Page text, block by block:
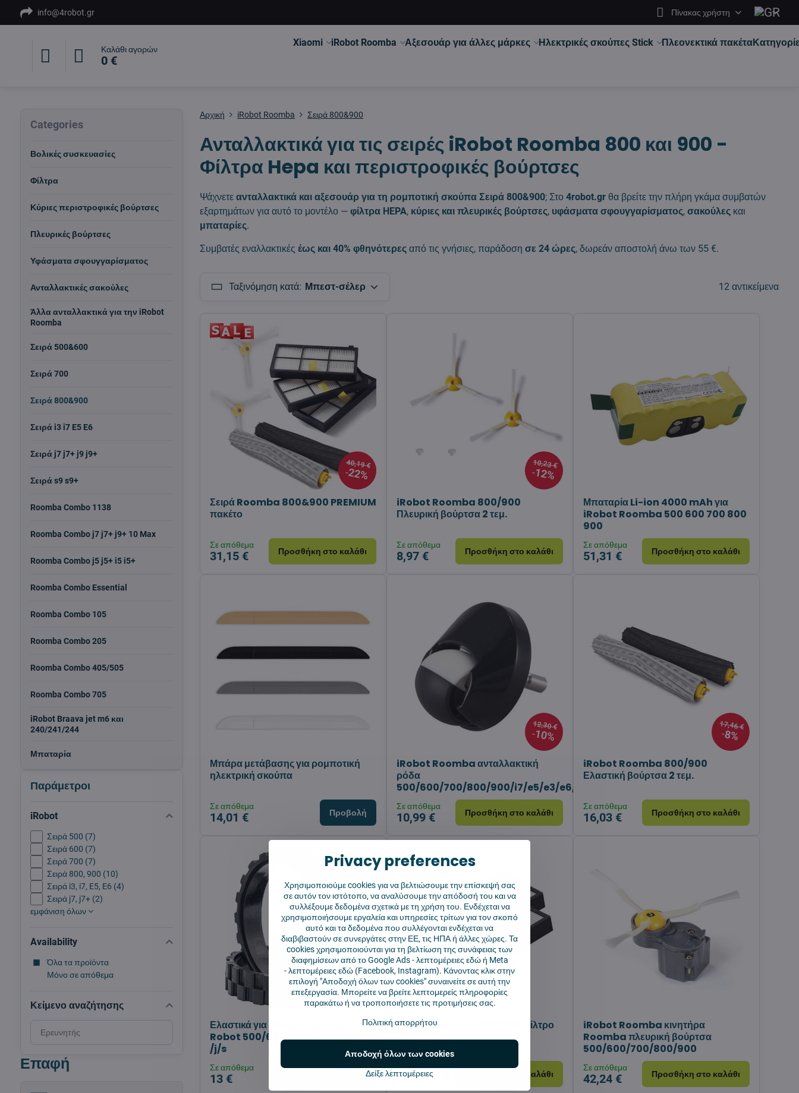
info@4robot.gr Πίνακας χρήστη
Καλάθι αγορών
0 €
Xiaomi iRobot Roomba Αξεσουάρ για άλλες μάρκες Ηλεκτρικές σκούπες Stick Πλεονεκτικά πακέτα
Αρχική iRobot Roomba Σειρά 800&900
Ανταλλακτικά για τις σειρές iRobot Roomba 800 και 900 -
Φίλτρα Hepa και περιστροφικές βούρτσες
Ψάχνετεανταλλακτικά και αξεσουάρ για τη ρομποτική σκούπα Σειρά 800&900; Στο4robot.gr θα βρείτε την πλήρη γκάμα συμβατών
εξαρτημάτων για αυτό το μοντέλο —φίλτρα HEPA, κύριες και πλευρικές βούρτσες, υφάσματα σφουγγαρίσματος,σακούλες και
μπαταρίες.
Συμβατές εναλλακτικέςέως και 40% φθηνότερες από τις γνήσιες, παράδοσησε 24 ώρες, δωρεάν αποστολή άνω των 55 €.
Ταξινόμηση κατά: Μπεστ-σέλερ 12 αντικείμενα
40,19 €
22%
Σειρά Roomba 800&900 PREMIUM
πακέτο
Σε απόθεμα
31,15 € Προσθήκη στο καλάθι
10,23 €
12%
iRobot Roomba 800/900
Πλευρική βούρτσα 2 τεμ.
Σε απόθεμα
8,97 € Προσθήκη στο καλάθι
Μπαταρία Li-ion 4000 mAh για
iRobot Roomba 500 600 700 800
900
Σε απόθεμα
51,31 € Προσθήκη στο καλάθι
Μπάρα μετάβασης για ρομποτική
ηλεκτρική σκούπα
Σε απόθεμα
14,01 € Προβολή
12,30 €
10%
iRobot Roomba ανταλλακτική
ρόδα
500/600/700/800/900/i7/e5/e3/e6/j7
Σε απόθεμα
10,99 € Προσθήκη στο καλάθι
17,46 €
8%
iRobot Roomba 800/900
Ελαστική βούρτσα 2 τεμ.
Σε απόθεμα
16,03 € Προσθήκη στο καλάθι
Ελαστικά για iRobot Roomba
Robot 500/600/700/800/i series
/j/s
Σε απόθεμα
13 € Προσθήκη στο καλάθι
iRobot Roomba 800/900 Φίλτρο
Hepa 2 τεμ.
Σε απόθεμα
10,99 € Προσθήκη στο καλάθι
iRobot Roomba κινητήρα
Roomba πλευρική βούρτσα
500/600/700/800/900
Σε απόθεμα
42,24 € Προσθήκη στο καλάθι
Παράμετροι
iRobot
Σειρά 500 (7)
Σειρά 600 (7)
Σειρά 700 (7)
Σειρά 800, 900 (10)
Σειρά i3, i7, E5, E6 (4)
Σειρά j7, j7+ (2)
εμφάνιση όλων
Availability
Όλα τα προϊόντα
Μόνο σε απόθεμα
Κείμενο αναζήτησης
filter
by
Επαφή
Categories
Βολικές συσκευασίες
Φίλτρα
Κύριες περιστροφικές βούρτσες
Πλευρικές βούρτσες
Υφάσματα σφουγγαρίσματος
Ανταλλακτικές σακούλες
Άλλα ανταλλακτικά για την iRobot
Roomba
Σειρά 500&600
Σειρά 700
Σειρά 800&900
Σειρά i3 i7 E5 E6
Σειρά j7 j7+ j9 j9+
Σειρά s9 s9+
Roomba Combo 1138
Roomba Combo j7 j7+ j9+ 10 Max
Roomba Combo j5 j5+ i5 i5+
Roomba Combo Essential
Roomba Combo 105
Roomba Combo 205
Roomba Combo 405/505
Roomba Combo 705
iRobot Braava jet m6 και
240/241/244
Μπαταρία
Privacy preferences
Χρησιμοποιούμε cookies για να βελτιώσουμε την επίσκεψή σας
σε αυτόν τον ιστότοπο, να αναλύσουμε την απόδοσή του και να
συλλέξουμε δεδομένα σχετικά με τη χρήση του. Ενδέχεται να
χρησιμοποιήσουμε εργαλεία και υπηρεσίες τρίτων για τον σκοπό
αυτό και τα δεδομένα που συλλέγονται ενδέχεται να
διαβιβαστούν σε συνεργάτες στην ΕΕ, τις ΗΠΑ ή άλλες χώρες. Τα
cookies χρησιμοποιούνται για τη βελτίωση της συνάφειας των
διαφημίσεων από το Google Ads -λεπτομέρειες εδώή Meta
-λεπτομέρειες εδώ (Facebook, Instagram). Κάνοντας κλικ στην
επιλογή "Αποδοχή όλων των cookies" συναινείτε σε αυτή την
επεξεργασία. Μπορείτε να βρείτε λεπτομερείς πληροφορίες
παρακάτω ή να τροποποιήσετε τις προτιμήσεις σας.
Πολιτική απορρήτου
Δείξε λεπτομέρειες
Αποδοχή όλων των cookies